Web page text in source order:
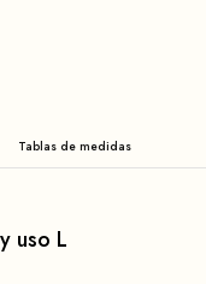
uso L